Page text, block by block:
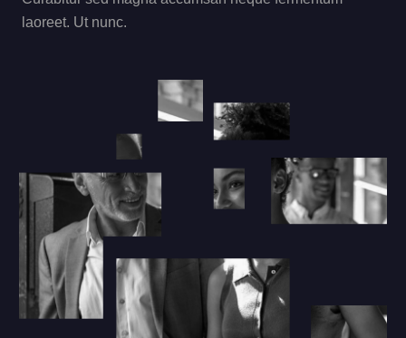
laoreet. Ut nunc.